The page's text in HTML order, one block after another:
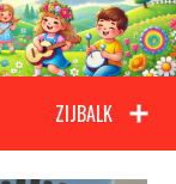
ZIJBALK